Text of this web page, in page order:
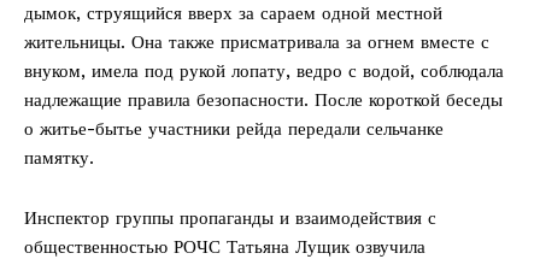
дымок, струящийся вверх за сараем одной местной
жительницы. Она также присматривала за огнем вместе с
внуком, имела под рукой лопату, ведро с водой, соблюдала
надлежащие правила безопасности. После короткой беседы
о житье-бытье участники рейда передали сельчанке
памятку.
Инспектор группы пропаганды и взаимодействия с
общественностью РОЧС Татьяна Лущик озвучила